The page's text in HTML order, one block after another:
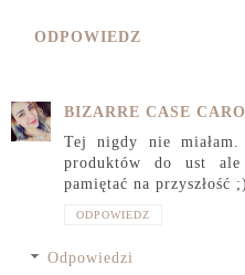
ODPOWIEDZ
BIZARRE CASE
Tej nigdy nie miałam.
produktów do ust
pamiętać na przyszłość ;)
ODPOWIEDZ
Odpowiedzi